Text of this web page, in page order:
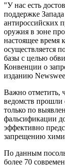
"У нас есть
поддержке
антироссийских
оружия в зоне
настоящее время
осуществляется
базы с целью
Конвенции о
изданию
Важно отметить,
ведомств
только по
фальсификации
эффективно
запрещению
По данным
более 70